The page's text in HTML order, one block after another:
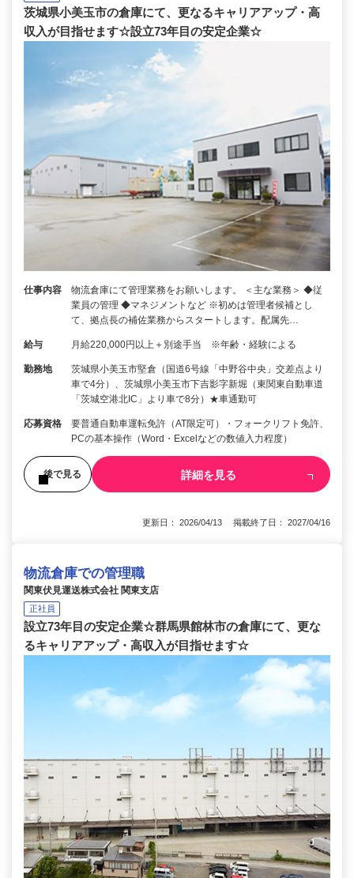
茨城県小美玉市の倉庫にて、更なるキャリアアップ・高
収入が目指せます☆設立73年目の安定企業☆
仕事内容
物流倉庫にて管理業務をお願いします。 ＜主な業務＞ ◆従
業員の管理 ◆マネジメントなど ※初めは管理者候補とし
て、拠点長の補佐業務からスタートします。配属先…
給与 月給220,000円以上＋別途手当 ※年齢・経験による
勤務地
茨城県小美玉市堅倉（国道6号線「中野谷中央」交差点より
車で4分）、茨城県小美玉市下吉影字新堀（東関東自動車道
「茨城空港北IC」より車で8分）★車通勤可
応募資格
要普通自動車運転免許（AT限定可）・フォークリフト免許、
PCの基本操作（Word・Excelなどの数値入力程度）
後で見る 詳細を見る
更新日： 2026/04/13 掲載終了日： 2027/04/16
物流倉庫での管理職
関東伏見運送株式会社 関東支店
正社員
設立73年目の安定企業☆群馬県館林市の倉庫にて、更な
るキャリアアップ・高収入が目指せます☆